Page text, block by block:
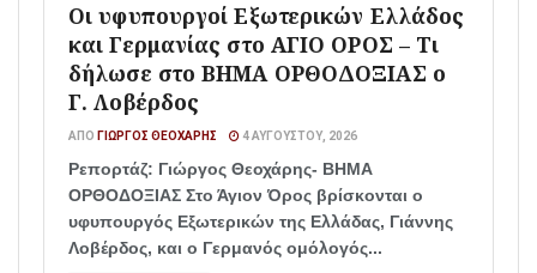
Οι υφυπουργοί Εξωτερικών Ελλάδος
και Γερμανίας στο ΑΓΙΟ ΟΡΟΣ – Τι
δήλωσε στο ΒΗΜΑ ΟΡΘΟΔΟΞΙΑΣ ο
Γ. Λοβέρδος
ΑΠΌ ΓΙΏΡΓΟΣ ΘΕΟΧΆΡΗΣ 4 ΑΥΓΟΎΣΤΟΥ, 2026
Ρεπορτάζ: Γιώργος Θεοχάρης- ΒΗΜΑ
ΟΡΘΟΔΟΞΙΑΣ Στο Άγιον Όρος βρίσκονται ο
υφυπουργός Εξωτερικών της Ελλάδας, Γιάννης
Λοβέρδος, και ο Γερμανός ομόλογός...